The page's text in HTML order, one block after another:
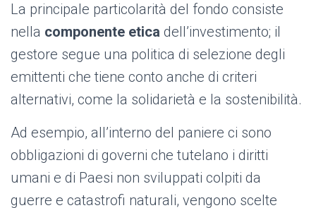
La principale particolarità del fondo consiste
nella componente etica dell’investimento; il
gestore segue una politica di selezione degli
emittenti che tiene conto anche di criteri
alternativi, come la solidarietà e la sostenibilità.
Ad esempio, all’interno del paniere ci sono
obbligazioni di governi che tutelano i diritti
umani e di Paesi non sviluppati colpiti da
guerre e catastrofi naturali, vengono scelte